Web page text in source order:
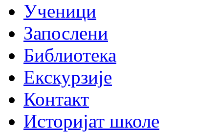
Ученици
Запослени
Библиотека
Екскурзије
Контакт
Историјат школе